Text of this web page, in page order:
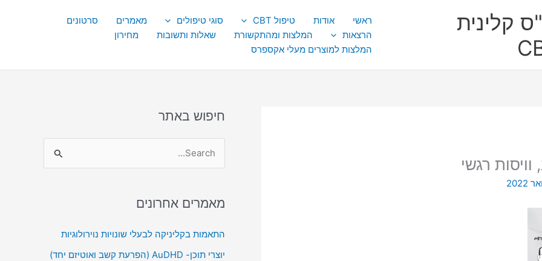
קלינית
ראשי אודות טיפול CBT סוגי טיפולים מאמרים
סרטונים
הרצאות
המלצות ומהתקשורת שאלות ותשובות
מחירון
המלצות למוצרים מעלי אקספרס
רגשי
חיפוש באתר
rמאמרים אחרונים
התאמות בקליניקה לבעלי שונויות נוירולוגיות
יוצרי תוכן- AuDHD (הפרעת קשב ואוטיזם יחד)